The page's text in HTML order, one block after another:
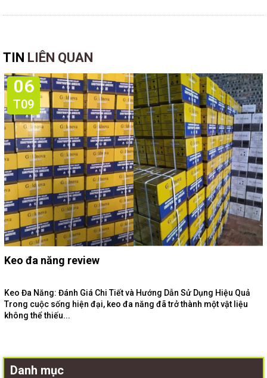
TIN LIÊN QUAN
06
T09
Keo đa năng review
Keo Đa Năng: Đánh Giá Chi Tiết và Hướng Dẫn Sử Dụng Hiệu Quả
Trong cuộc sống hiện đại, keo đa năng đã trở thành một vật liệu
không thể thiếu...
Danh mục